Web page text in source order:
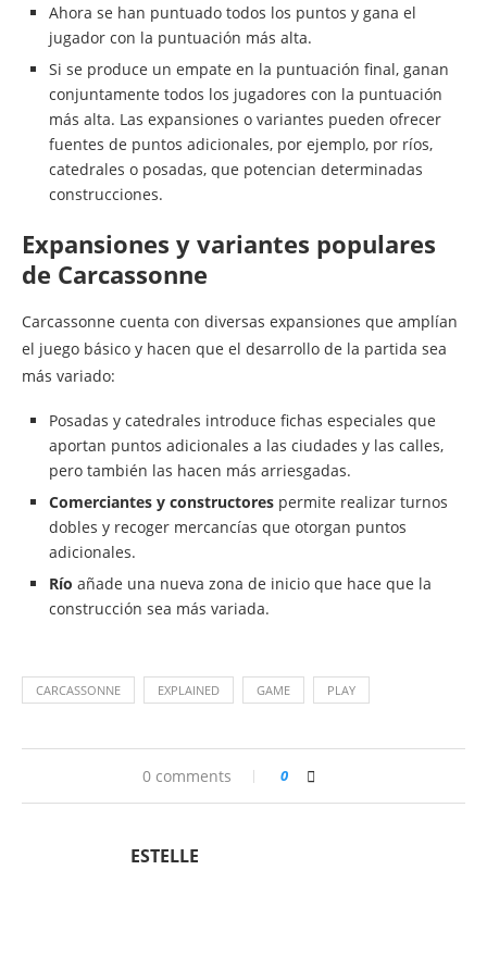
Ahora se han puntuado todos los puntos y gana el
jugador con la puntuación más alta.
Si se produce un empate en la puntuación final, ganan
conjuntamente todos los jugadores con la puntuación
más alta. Las expansiones o variantes pueden ofrecer
fuentes de puntos adicionales, por ejemplo, por ríos,
catedrales o posadas, que potencian determinadas
construcciones.
Expansiones y variantes populares
de Carcassonne
Carcassonne cuenta con diversas expansiones que amplían
el juego básico y hacen que el desarrollo de la partida sea
más variado:
Posadas y catedrales introduce fichas especiales que
aportan puntos adicionales a las ciudades y las calles,
pero también las hacen más arriesgadas.
Comerciantes y constructores permite realizar turnos
dobles y recoger mercancías que otorgan puntos
adicionales.
Río añade una nueva zona de inicio que hace que la
construcción sea más variada.
CARCASSONNE EXPLAINED GAME PLAY
0 comments 0
ESTELLE